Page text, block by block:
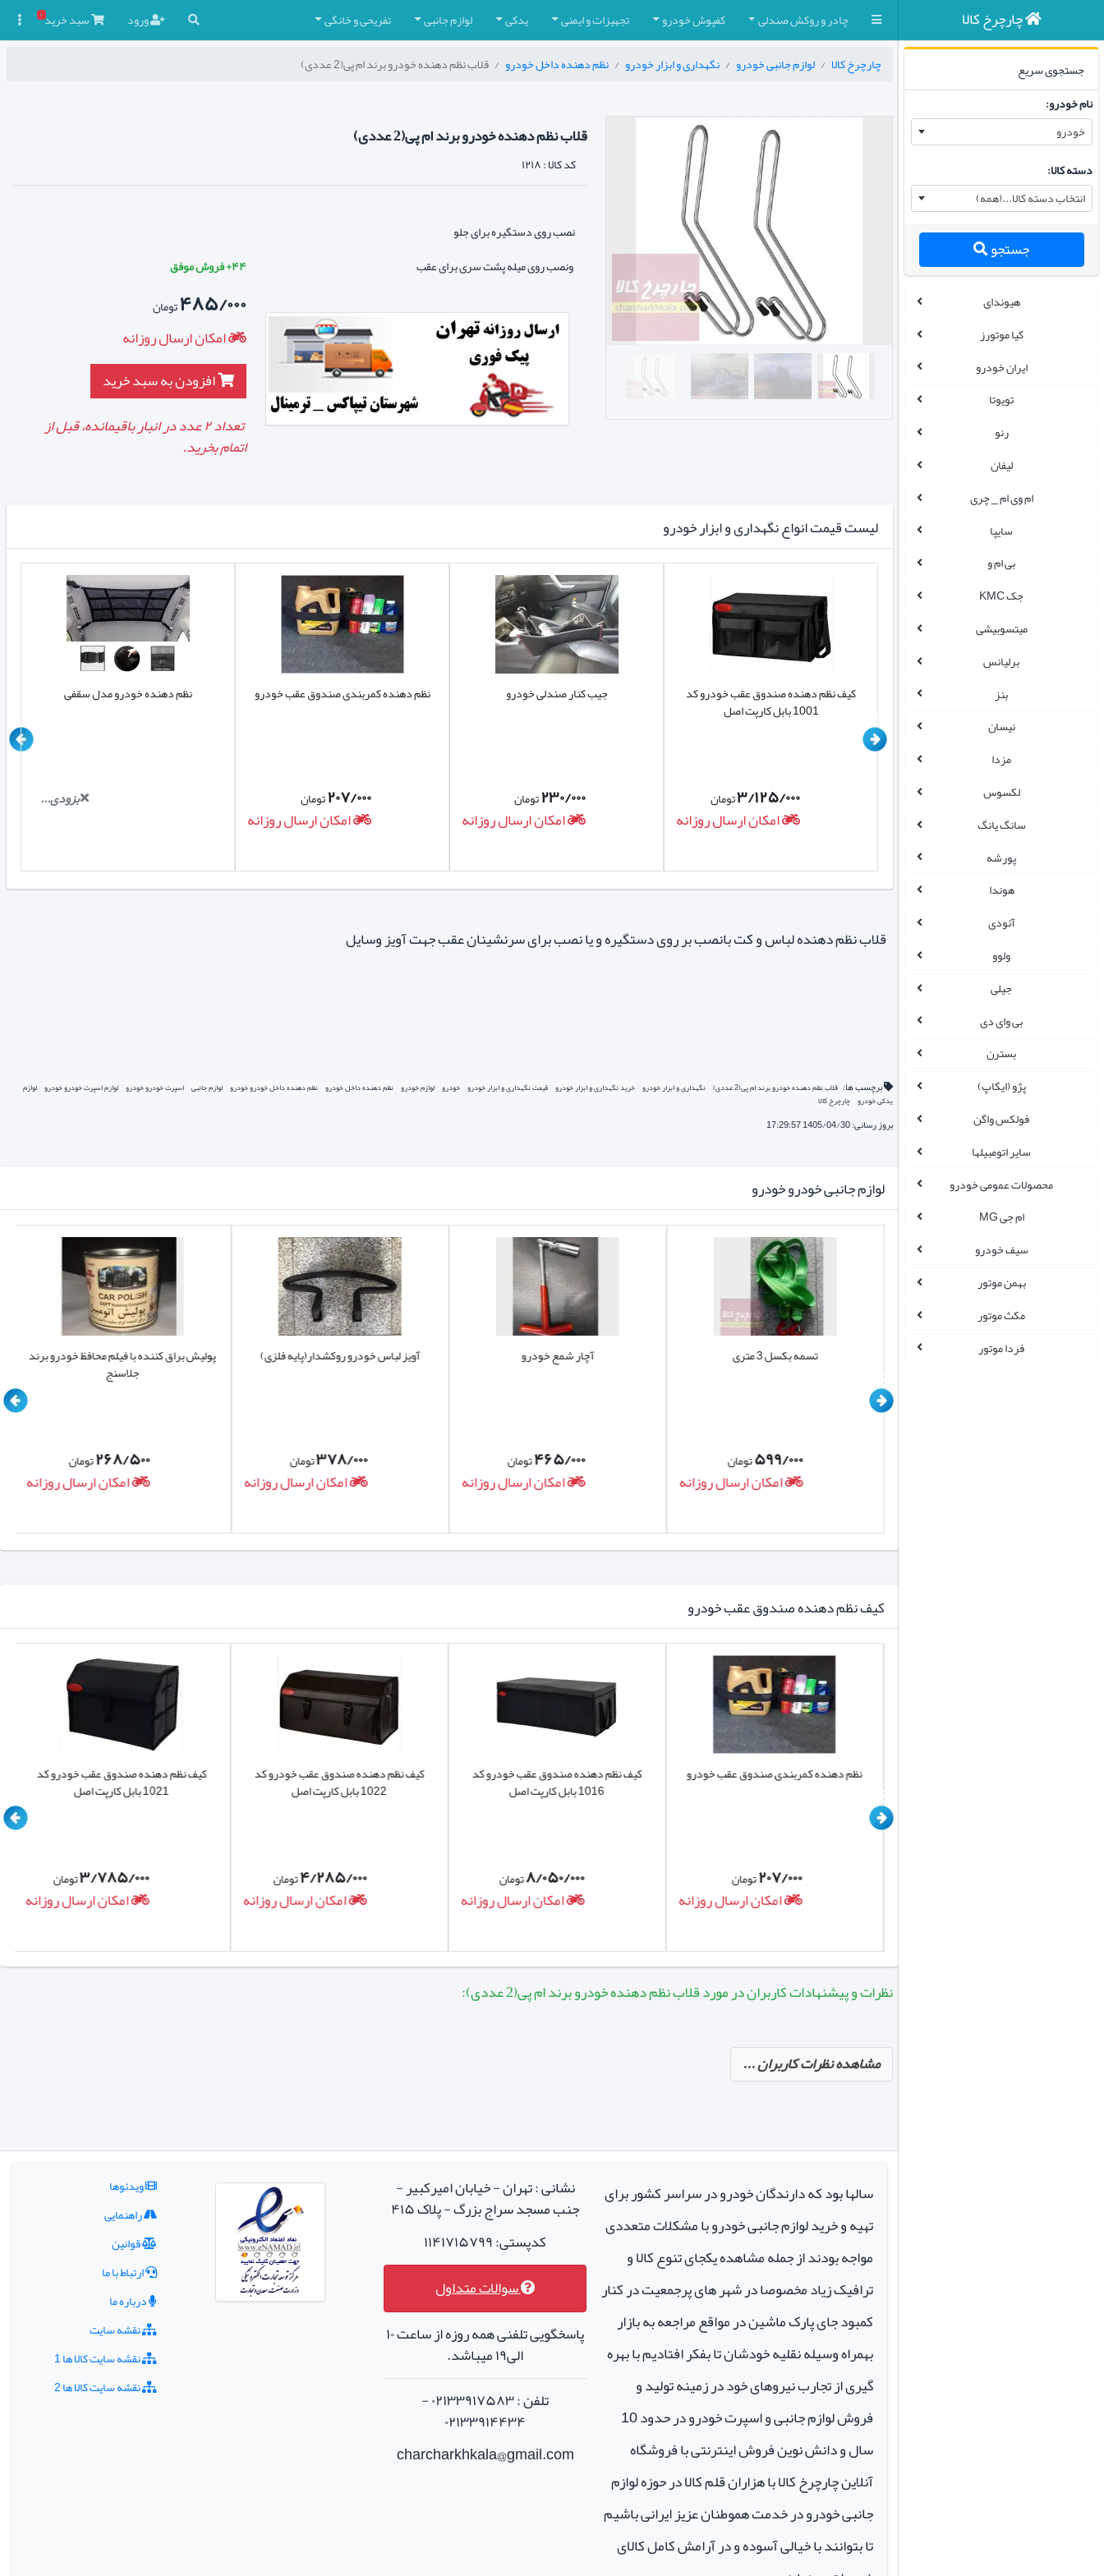
چادر و روکش صندلی کفپوش خودرو تجهیزات و ایمنی یدکی لوازم جانبی تفریحی و خانگی ورود سبدخرید۰ چارچرخ کالا
جستجوی سریع
نام خودرو:
خودرو
دسته کالا:
انتخاب دسته کالا...(همه)
جستجو
هیوندای
کیا موتورز
ایران خودرو
تویوتا
رنو
لیفان
ام وی ام _ چری
سایپا
بی ام و
جک KMC
میتسوبیشی
برلیانس
بنز
نیسان
مزدا
لکسوس
سانگ یانگ
پورشه
هوندا
آئودی
ولوو
جیلی
بی وای دی
بسترن
پژو (ایکاپ)
فولکس واگن
سایر اتومبیلها
محصولات عمومی خودرو
ام جی MG
سیف خودرو
بهمن موتور
مکث موتور
فردا موتور
چارچرخ کالا لوازم جانبی خودرو نگهداری و ابزار خودرو نظم دهنده داخل خودرو قلاب نظم دهنده خودرو برند ام پی(2 عددی)
قلاب نظم دهنده خودرو برند ام پی(2 عددی)
کد کالا :۱۲۱۸
نصب روی دستگیره برای جلو
ونصب روی میله پشت سری برای عقب
۴۴+ فروش موفق
۴۸۵/۰۰۰تومان
امکان ارسال روزانه
افزودن به سبد خرید
تعداد۲عدد در انبار باقیمانده، قبل از
اتمام بخرید.
لیست قیمت انواع نگهداری و ابزار خودرو
نظم دهنده خودرو مدل سقفی
بزودی...
نظم دهنده کمربندی صندوق عقب خودرو
۲۰۷/۰۰۰تومان
امکان ارسال روزانه
جیب کنار صندلی خودرو
۲۳۰/۰۰۰تومان
امکان ارسال روزانه
کیف نظم دهنده صندوق عقب خودرو کد
1001 بابل کارپت اصل
۳/۱۲۵/۰۰۰تومان
امکان ارسال روزانه
آفتابگیر شیشه جلو خودرو مدل چتری
۱/۱۵۵/۶۰۰
امکان ارسال روزانه
قلاب نظم دهنده لباس و کت بانصب بر روی دستگیره و یا نصب برای سرنشینان عقب جهت آویز وسایل
برچسب ها: قلاب نظم دهنده خودرو برند ام پی(2 عددی) نگهداری و ابزار خودرو خرید نگهداری و ابزار خودرو قیمت نگهداری و ابزار خودرو خودرو لوازم خودرو نظم دهنده داخل خودرو نظم دهنده داخل خودرو خودرو لوازم جانبی اسپرت خودرو خودرو لوازم اسپرت خودرو خودرو لوازم
یدکی خودرو چارچرخ کالا
بروز رسانی: 1405/04/30 17:29:57
لوازم جانبی خودرو خودرو
پولیش براق کننده با فیلم محافظ خودرو برند
جلاسنج
۲۶۸/۵۰۰تومان
امکان ارسال روزانه
آویز لباس خودرو روکشدار(پایه فلزی)
۳۷۸/۰۰۰تومان
امکان ارسال روزانه
آچار شمع خودرو
۴۶۵/۰۰۰تومان
امکان ارسال روزانه
تسمه بکسل 3 متری
۵۹۹/۰۰۰تومان
امکان ارسال روزانه
سیم بکسل اتومبیل روکش دار
کیف نظم دهنده صندوق عقب خودرو
کیف نظم دهنده صندوق عقب خودرو کد
1021 بابل کارپت اصل
۳/۷۸۵/۰۰۰تومان
امکان ارسال روزانه
کیف نظم دهنده صندوق عقب خودرو کد
1022 بابل کارپت اصل
۴/۲۸۵/۰۰۰تومان
امکان ارسال روزانه
کیف نظم دهنده صندوق عقب خودرو کد
1016 بابل کارپت اصل
۸/۰۵۰/۰۰۰تومان
امکان ارسال روزانه
نظم دهنده کمربندی صندوق عقب خودرو
۲۰۷/۰۰۰تومان
امکان ارسال روزانه
نظرات و پیشنهادات کاربران در مورد قلاب نظم دهنده خودرو برند ام پی(2 عددی):
مشاهده نظرات کاربران ...
سالها بود که دارندگان خودرو در سراسر کشور برای
تهیه و خرید لوازم جانبی خودرو با مشکلات متعددی
مواجه بودند از جمله مشاهده یکجای تنوع کالا و
ترافیک زیاد مخصوصا در شهر های پرجمعیت در کنار
کمبود جای پارک ماشین در مواقع مراجعه به بازار
بهمراه وسیله نقلیه خودشان تا بفکر افتادیم با بهره
گیری از تجارب نیروهای خود در زمینه تولید و
فروش لوازم جانبی و اسپرت خودرو در حدود 10
سال و دانش نوین فروش اینترنتی با فروشگاه
آنلاین چارچرخ کالا با هزاران قلم کالا در حوزه لوازم
جانبی خودرو در خدمت هموطنان عزیز ایرانی باشیم
تا بتوانند با خیالی آسوده و در آرامش کامل کالای
نشانی : تهران - خیابان امیرکبیر -
جنب مسجد سراج بزرگ - پلاک ۴۱۵
کدپستی: ۱۱۴۱۷۱۵۷۹۹
سوالات متداول
پاسخگویی تلفنی همه روزه از ساعت ۱۰
الی۱۹ میباشد.
تلفن : ۰۲۱۳۳۹۱۷۵۸۳ -
۰۲۱۳۳۹۱۴۴۳۴
charcharkhkala@gmail.com
ویدئوها
راهنمایی
قوانین
ارتباط با ما
درباره ما
نقشه سایت
نقشه سایت کالا ها 1
نقشه سایت کالا ها 2